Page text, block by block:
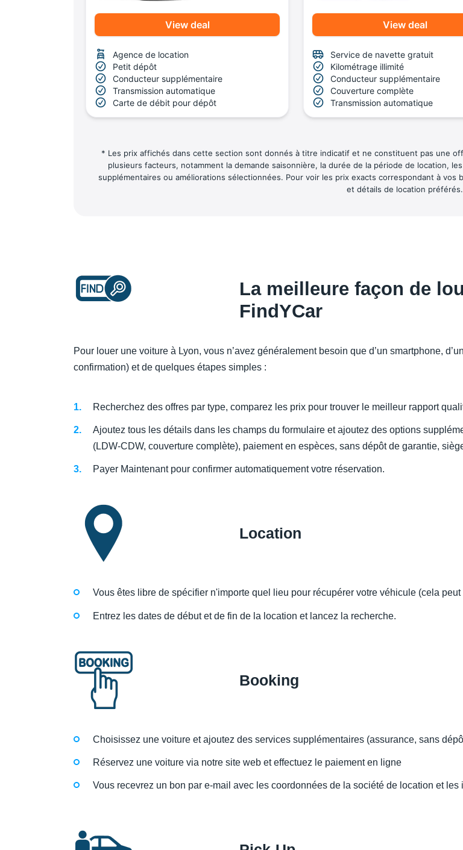
View deal
Agence de location
Petit dépôt
Conducteur supplémentaire
Transmission automatique
Carte de débit pour dépôt
View deal
Service de navette gratuit
Kilométrage illimité
Conducteur supplémentaire
Couverture complète
Transmission automatique
* Les prix affichés dans cette section sont donnés à titre indicatif et ne constituent pas une
plusieurs facteurs, notamment la demande saisonnière, la durée de la période de location,
supplémentaires ou améliorations sélectionnées. Pour voir les prix exacts correspondant à
et détails de location préférés.
La meilleure façon de
FindYCar
Pour louer une voiture à Lyon, vous n’avez généralement besoin que d’un smartphone,
confirmation) et de quelques étapes simples :
Recherchez des offres par type, comparez les prix pour trouver le meilleur rapport
Ajoutez tous les détails dans les champs du formulaire et ajoutez des options
(LDW-CDW, couverture complète), paiement en espèces, sans dépôt de garantie,
Payer Maintenant pour confirmer automatiquement votre réservation.
Location
Vous êtes libre de spécifier n'importe quel lieu pour récupérer votre véhicule (cela
Entrez les dates de début et de fin de la location et lancez la recherche.
Booking
Choisissez une voiture et ajoutez des services supplémentaires (assurance, sans
Réservez une voiture via notre site web et effectuez le paiement en ligne
Vous recevrez un bon par e-mail avec les coordonnées de la société de location et les